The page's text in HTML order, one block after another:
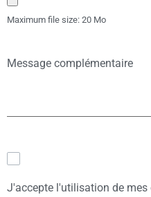
Maximum file size: 20 Mo
Message complémentaire
J'accepte l'utilisation de mes